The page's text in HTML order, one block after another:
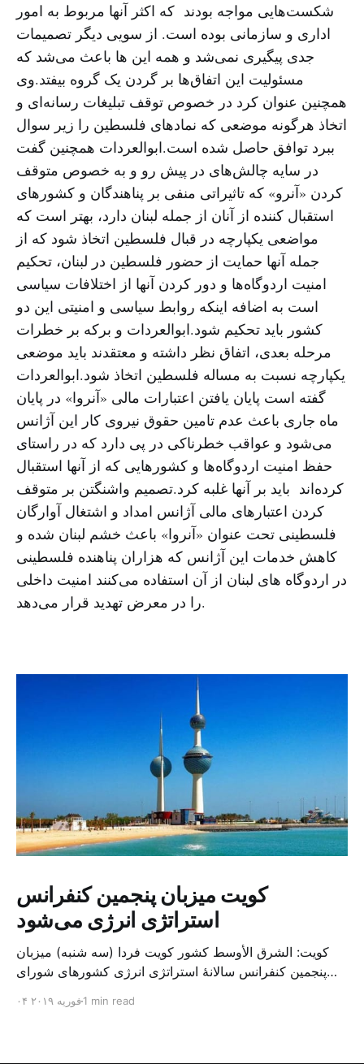
شکست‌هایی مواجه بودند که اکثر آنها مربوط به امور
اداری و سازمانی بوده است. از سویی دیگر تصمیمات
جدی پیگیری نمی‌شد و همه این ها باعث می‌شد که
مسئولیت این اتفاق‌ها بر گردن یک گروه بیفتد.وی
همچنین عنوان کرد در خصوص توقف تبلیغات رسانه‌ای و
اتخاذ هرگونه موضعی که نمادهای فلسطین را زیر سوال
ببرد توافق حاصل شده است.ابوالعردات همچنین گفت
در سایه چالش‌های در پیش رو و به خصوص متوقف
کردن «آنرو» که تاثیراتی منفی بر پناهندگان و کشورهای
استقبال کننده از آنان از جمله لبنان دارد، بهتر است که
مواضعی یکپارچه در قبال فلسطین اتخاذ شود که از
جمله آنها حمایت از حضور فلسطین در لبنان، تحکیم
امنیت اردوگاه‌ها و دور کردن آنها از اختلافات سیاسی
است به اضافه اینکه روابط سیاسی و امنیتی این دو
کشور باید تحکیم شود.ابوالعردات و برکه بر خطرات
مرحله بعدی، اتفاق نظر داشته و معتقدند باید موضعی
یکپارچه نسبت به مساله فلسطین اتخاذ شود.ابوالعردات
گفته است پایان یافتن اعتبارات مالی «آنروا» در پایان
ماه جاری باعث عدم تامین حقوق نیروی کار این آژانس
می‌شود و عواقب خطرناکی در پی دارد که در راستای
حفظ امنیت اردوگاه‌ها و کشورهایی که از آنها استقبال
کرده‌اند باید بر آنها غلبه کرد.تصمیم واشنگتن بر متوقف
کردن اعتبارهای مالی آژانس امداد و اشتغال آوارگان
فلسطینی تحت عنوان «آنروا» باعث خشم لبنان شده و
کاهش خدمات این آژانس که هزاران پناهنده فلسطینی
در اردوگاه های لبنان از آن استفاده می‌کنند امنیت داخلی
را در معرض تهدید قرار می‌دهد.
کویت میزبان پنجمین کنفرانس
استراتژی انرژی می‌شود
کویت: الشرق الأوسط کشور کویت فردا (سه شنبه) میزبان
پنجمین کنفرانس سالانهٔ استراتژی انرژی کشورهای شورای
متخصص از شرکت‌های جهانی نفت و گاز در این کنفرانس
۰۴ فوریه ۲۰۱۹1 min read